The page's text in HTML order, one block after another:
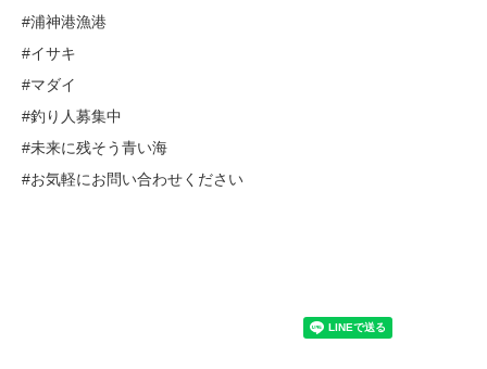
#浦神港漁港
#イサキ
#マダイ
#釣り人募集中
#未来に残そう青い海
#お気軽にお問い合わせください